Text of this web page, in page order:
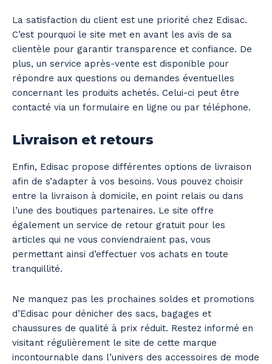
La satisfaction du client est une priorité chez Edisac.
C’est pourquoi le site met en avant les avis de sa
clientèle pour garantir transparence et confiance. De
plus, un service après-vente est disponible pour
répondre aux questions ou demandes éventuelles
concernant les produits achetés. Celui-ci peut être
contacté via un formulaire en ligne ou par téléphone.
Livraison et retours
Enfin, Edisac propose différentes options de livraison
afin de s’adapter à vos besoins. Vous pouvez choisir
entre la livraison à domicile, en point relais ou dans
l’une des boutiques partenaires. Le site offre
également un service de retour gratuit pour les
articles qui ne vous conviendraient pas, vous
permettant ainsi d’effectuer vos achats en toute
tranquillité.
Ne manquez pas les prochaines soldes et promotions
d’Edisac pour dénicher des sacs, bagages et
chaussures de qualité à prix réduit. Restez informé en
visitant régulièrement le site de cette marque
incontournable dans l’univers des accessoires de mode